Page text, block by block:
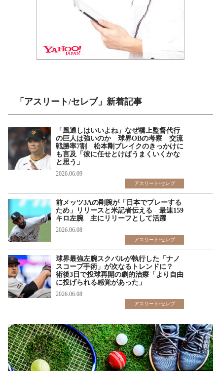
「アスリート/セレブ」新着記事
「風通しはいいよね」なぜ橋上監督代行
の巨人は強いのか 球界OBの考察 交流
戦勝率7割 松本剛ブレイクのきっかけに
も言及「彼に任せとけばうまくいくかな
と思う」
2026.06.09
アスリート/セレブ
前メッツ3Aの剛腕が「日本でプレーする
ため」リリースと米記者伝える 最速159
キロ左腕 主にリリーフとして活躍
2026.06.08
アスリート/セレブ
球界最強左腕スクバルが執行した「ナノ
スコープ手術」が次なるトレンドに？
術後3日で投球再開の劇的治療「より自由
に投げられる感覚があった」
2026.06.08
アスリート/セレブ